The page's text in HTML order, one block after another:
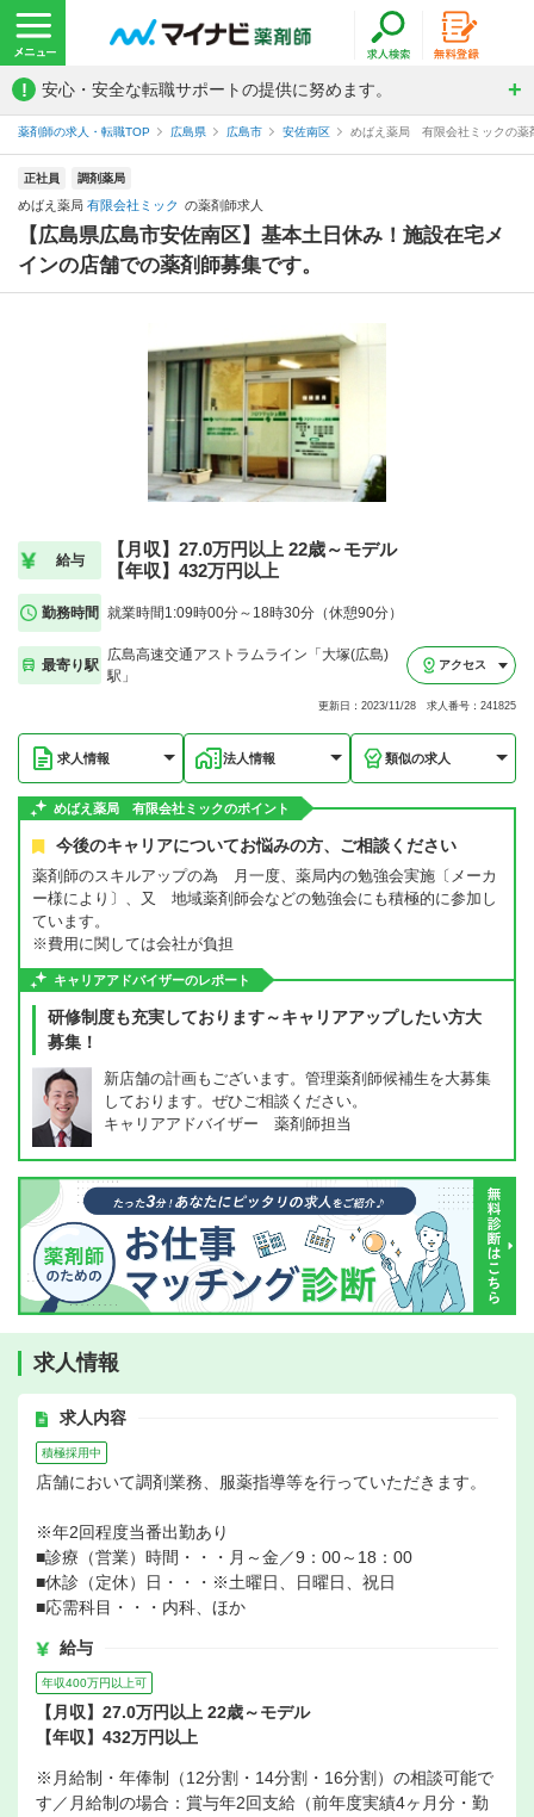
! 安心・安全な転職サポートの提供に努めます。
薬剤師の求人・転職TOP 広島県 広島市 安佐南区 めばえ薬局 有限会社ミックの薬
正社員 調剤薬局
めばえ薬局 有限会社ミック の薬剤師求人
【広島県広島市安佐南区】基本土日休み！施設在宅メ
インの店舗での薬剤師募集です。
給与
【月収】27.0万円以上 22歳～モデル
【年収】432万円以上
勤務時間 就業時間1:09時00分～18時30分（休憩90分）
最寄り駅
広島高速交通アストラムライン「大塚(広島)
駅」
アクセス
更新日：2023/11/28 求人番号：241825
求人情報 法人情報 類似の求人
めばえ薬局 有限会社ミックのポイント
今後のキャリアについてお悩みの方、ご相談ください
薬剤師のスキルアップの為 月一度、薬局内の勉強会実施〔メーカ
ー様により〕、又 地域薬剤師会などの勉強会にも積極的に参加し
ています。
※費用に関しては会社が負担
キャリアアドバイザーのレポート
研修制度も充実しております～キャリアアップしたい方大
募集！
新店舗の計画もございます。管理薬剤師候補生を大募集
しております。ぜひご相談ください。
キャリアアドバイザー 薬剤師担当
求人情報
求人内容
積極採用中
店舗において調剤業務、服薬指導等を行っていただきます。
※年2回程度当番出勤あり
■診療（営業）時間・・・月～金／9：00～18：00
■休診（定休）日・・・※土曜日、日曜日、祝日
■応需科目・・・内科、ほか
給与
年収400万円以上可
【月収】27.0万円以上 22歳～モデル
【年収】432万円以上
※月給制・年俸制（12分割・14分割・16分割）の相談可能で
す／月給制の場合：賞与年2回支給（前年度実績4ヶ月分・勤